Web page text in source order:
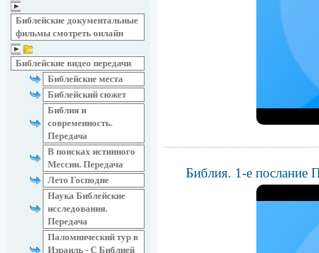
Библейские документальные
фильмы смотреть онлайн
Библейские видео передачи
Библейские места
Библейский сюжет
Библия и
современность.
Передача
В поисках истинного
Мессии. Передача
Лето Господне
Наука Библейские
исследования.
Передача
Паломнический тур в
Израиль - С Библией
Библия. 1-е послание